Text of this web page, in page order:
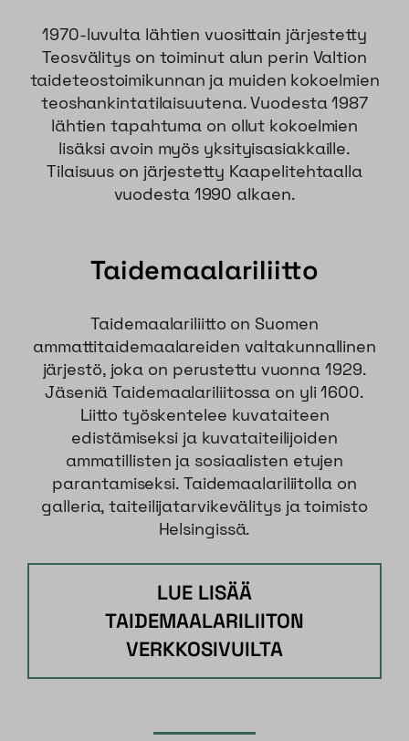
1970-luvulta lähtien vuosittain järjestetty
Teosvälitys on toiminut alun perin Valtion
taideteostoimikunnan ja muiden kokoelmien
teoshankintatilaisuutena. Vuodesta 1987
lähtien tapahtuma on ollut kokoelmien
lisäksi avoin myös yksityisasiakkaille.
Tilaisuus on järjestetty Kaapelitehtaalla
vuodesta 1990 alkaen.
Taidemaalariliitto
Taidemaalariliitto on Suomen
ammattitaidemaalareiden valtakunnallinen
järjestö, joka on perustettu vuonna 1929.
Jäseniä Taidemaalariliitossa on yli 1600.
Liitto työskentelee kuvataiteen
edistämiseksi ja kuvataiteilijoiden
ammatillisten ja sosiaalisten etujen
parantamiseksi. Taidemaalariliitolla on
galleria, taiteilijatarvikevälitys ja toimisto
Helsingissä.
LUE LISÄÄ
TAIDEMAALARILIITON
VERKKOSIVUILTA